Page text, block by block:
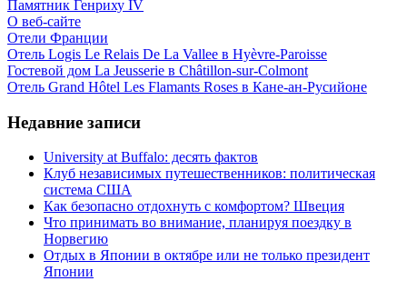
Памятник Генриху IV
О веб-сайте
Отели Франции
Отель Logis Le Relais De La Vallee в Hyèvre-Paroisse
Гостевой дом La Jeusserie в Châtillon-sur-Colmont
Отель Grand Hôtel Les Flamants Roses в Кане-ан-Русийоне
Недавние записи
University at Buffalo: десять фактов
Клуб независимых путешественников: политическая
система США
Как безопасно отдохнуть с комфортом? Швеция
Что принимать во внимание, планируя поездку в
Норвегию
Отдых в Японии в октябре или не только президент
Японии